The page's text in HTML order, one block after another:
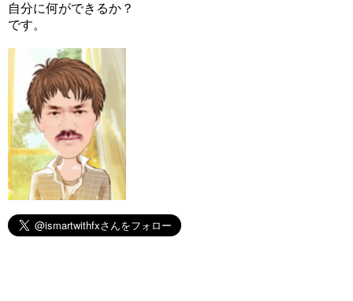
自分に何ができるか？
です。